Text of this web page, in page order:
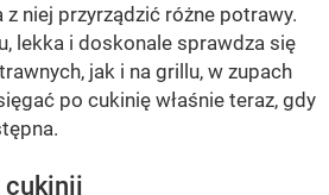
niej przyrządzić różne potrawy.
lekka i doskonale sprawdza się
jak i na grillu, w zupach
po cukinię właśnie teraz, gdy
cukinii